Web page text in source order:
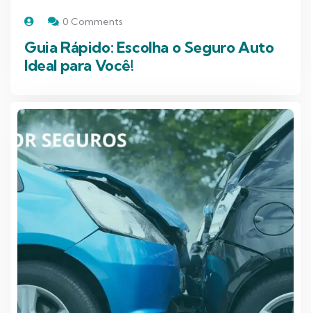
0 Comments
Guia Rápido: Escolha o Seguro Auto
Ideal para Você!